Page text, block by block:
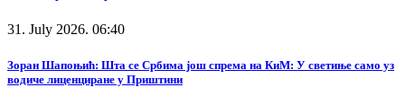
31. July 2026. 06:40
Зоран Шапоњић: Шта се Србима још спрема на КиМ: У светиње само уз
водиче лиценциране у Приштини